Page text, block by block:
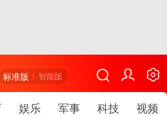
标准版 智能版
娱乐 军事 科技
视频